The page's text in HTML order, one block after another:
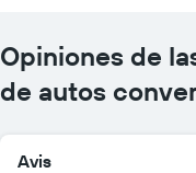
Opiniones de
de autos
Avis